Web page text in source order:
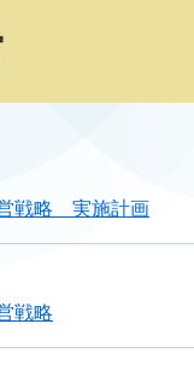
戦略 実施計画
戦略